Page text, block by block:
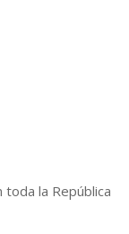
toda la República